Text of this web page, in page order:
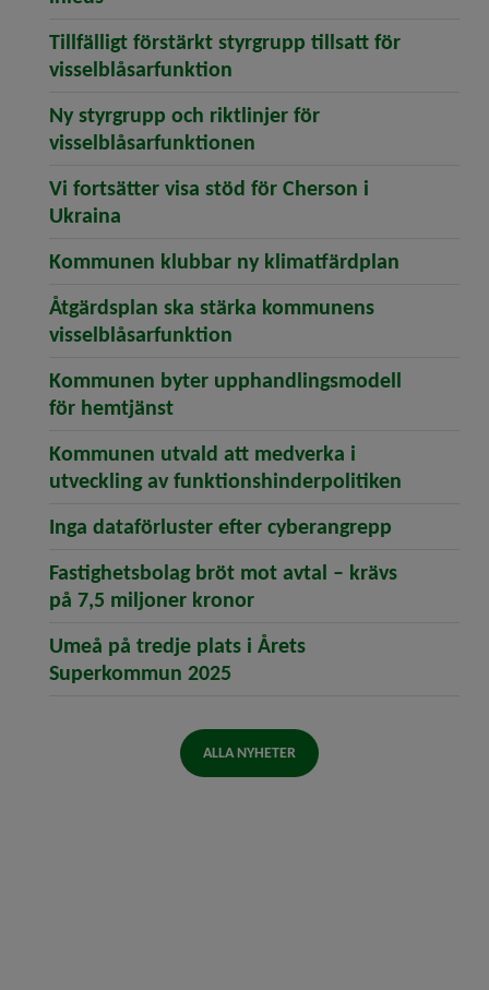
Tillfälligt förstärkt styrgrupp tillsatt för
vissel­blåsar­funktion
Ny styrgrupp och riktlinjer för
visselblåsarfunktionen (öppnar artikeln Ny
Vi fortsätter visa stöd för Cherson i
Ukraina (öppnar artikeln Vi fortsätter visa stöd
Kommunen klubbar ny klimatfärdplan (öppnar
Åtgärdsplan ska stärka kommunens
visselblåsarfunktion (öppnar artikeln
Kommunen byter upphandlings­modell
för hemtjänst(öppnar artikeln Kommunen
Kommunen utvald att medverka i
utveckling av funktionshinder­politiken
Inga dataförluster efter cyberangrepp (öppnar
Fastighetsbolag bröt mot avtal – krävs
på 7,5 miljoner kronor(öppnar artikeln
Umeå på tredje plats i Årets
Superkommun 2025 (öppnar artikeln Umeå på
ALLA NYHETER